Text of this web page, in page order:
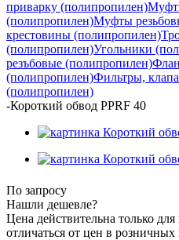
приварку (полипропилен)
(полипропилен)Муфты
крестовины (полипропилен)
(полипропилен)Угольники
резъбовые (полипропилен)
(полипропилен)Фильтры,
(полипропилен)
-Короткий обвод PPRF 40
По запросу
Нашли дешевле?
Цена действительна только
отличаться от цен в розничных